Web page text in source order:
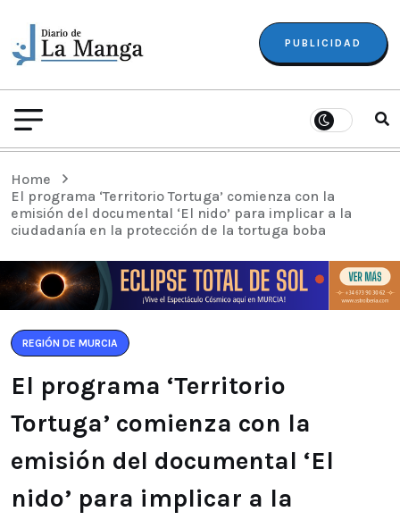
PUBLICIDAD
Home
El programa ‘Territorio Tortuga’ comienza con la
emisión del documental ‘El nido’ para implicar a la
ciudadanía en la protección de la tortuga boba
REGIÓN DE MURCIA
El programa ‘Territorio
Tortuga’ comienza con la
emisión del documental ‘El
nido’ para implicar a la